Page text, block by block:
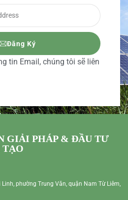
Đăng Ký
tin Email, chúng tôi sẽ liên
GIẢI PHÁP & ĐẦU TƯ
TẠO
phường Trung Văn, quận Nam Từ Liêm,